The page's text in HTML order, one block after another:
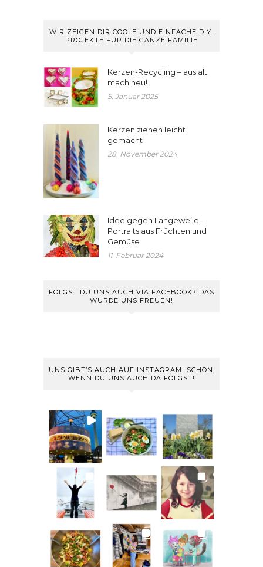
WIR ZEIGEN DIR COOLE UND EINFACHE DIY-
PROJEKTE FÜR DIE GANZE FAMILIE
Kerzen-Recycling – aus alt
mach neu!
5. Januar 2025
Kerzen ziehen leicht
gemacht
28. November 2024
Idee gegen Langeweile –
Portraits aus Früchten und
Gemüse
11. Februar 2024
FOLGST DU UNS AUCH VIA FACEBOOK? DAS
WÜRDE UNS FREUEN!
UNS GIBT’S AUCH AUF INSTAGRAM! SCHÖN,
WENN DU UNS AUCH DA FOLGST!